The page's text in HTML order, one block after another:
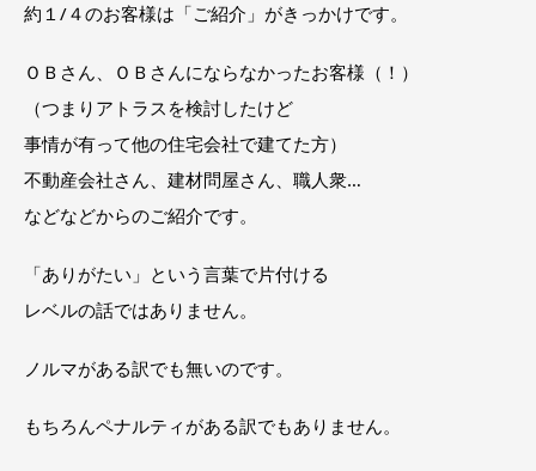
約１/４のお客様は「ご紹介」がきっかけです。
ＯＢさん、ＯＢさんにならなかったお客様（！）
（つまりアトラスを検討したけど
事情が有って他の住宅会社で建てた方）
不動産会社さん、建材問屋さん、職人衆…
などなどからのご紹介です。
「ありがたい」という言葉で片付ける
レベルの話ではありません。
ノルマがある訳でも無いのです。
もちろんペナルティがある訳でもありません。